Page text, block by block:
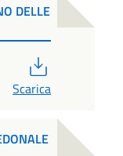
DELLE
Scarica